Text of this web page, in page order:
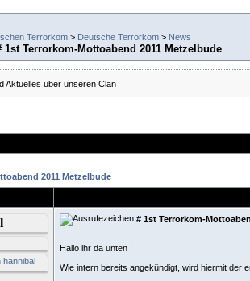
Terrorkom > Deutsche Terrorkom > News
1st Terrorkom-Mottoabend 2011 Metzelbude
Aktuelles über unseren Clan
2011 Metzelbude
# 1st Terrorkom-
Hallo ihr da unten !
Wie intern bereits angekündigt, wird hiermit der